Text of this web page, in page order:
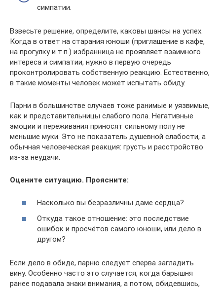
симпатии.
Взвесьте решение, определите, каковы шансы на успех.
Когда в ответ на старания юноши (приглашение в кафе,
на прогулку и т.п.) избранница не проявляет взаимного
интереса и симпатии, нужно в первую очередь
проконтролировать собственную реакцию. Естественно,
в такие моменты человек может испытать обиду.
Парни в большинстве случаев тоже ранимые и уязвимые,
как и представительницы слабого пола. Негативные
эмоции и переживания приносят сильному полу не
меньшие муки. Это не показатель душевной слабости, а
обычная человеческая реакция: грусть и расстройство
из-за неудачи.
Оцените ситуацию. Проясните:
Насколько вы безразличны даме сердца?
Откуда такое отношение: это последствие
ошибок и просчётов самого юноши, или дело в
другом?
Если дело в обиде, парню следует сперва загладить
вину. Особенно часто это случается, когда барышня
ранее подавала знаки внимания, а потом, обидевшись,